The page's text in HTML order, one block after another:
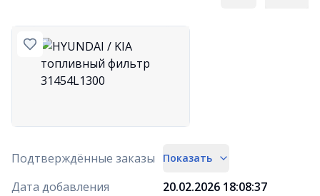
Подтверждённые заказы Показать
Дата добавления
20.02.2026 18:08:37